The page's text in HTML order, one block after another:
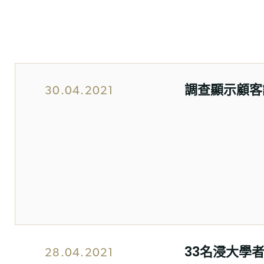
30.04.2021 調查顯示顧
28.04.2021 33名浸大學